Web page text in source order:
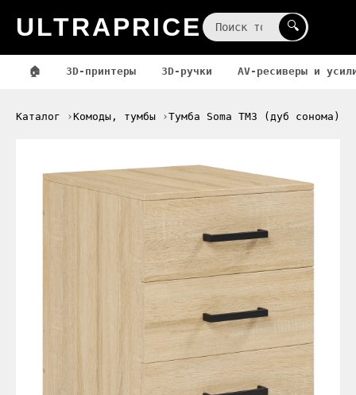
ULTRAPRICE 🔍
🏠 3D-принтеры 3D-ручки AV-ресиверы и
Каталог Комоды, тумбы Тумба Soma ТМ3 (дуб сонома)